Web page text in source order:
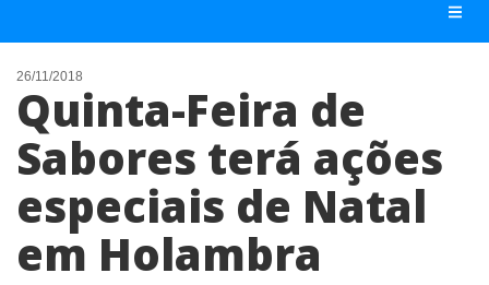
NOTÍCIAS
LISTA DIGITAL
TELEFONES ÚTEIS
CONTATO
ANUNCIE
26/11/2018
Quinta-Feira de
Sabores terá ações
especiais de Natal
em Holambra